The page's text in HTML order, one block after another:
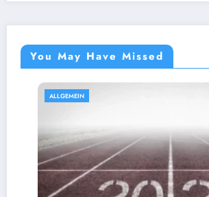
You May Have Missed
ALLGEMEIN